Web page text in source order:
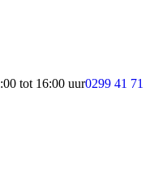
tot 16:00 uur0299 41 71